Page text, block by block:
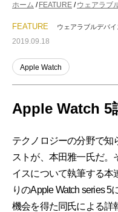
ホーム FEATURE ウェアラブ
FEATURE ウェアラブルデバ
2019.09.18
Apple Watch
Apple Watch 5
テクノロジーの分野で知
ストが、本田雅一氏だ。
イスについて執筆する本
りのApple Watch series
機会を得た同氏による詳